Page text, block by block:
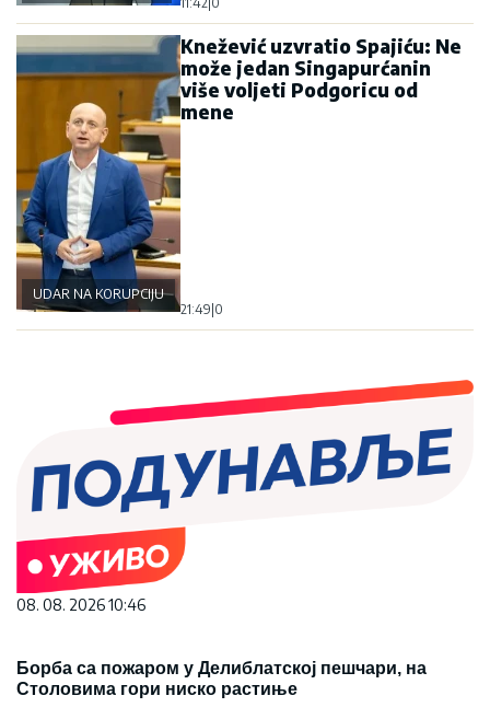
UDAR NA KORUPCIJU
Knežević uzvratio Spajiću: Ne
može jedan Singapurćanin
više voljeti Podgoricu od
mene
21:49 0
08. 08. 2026 10:46
Борба са пожаром у Делиблатској пешчари, на
Столовима гори ниско растиње